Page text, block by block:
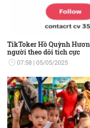
TikToker Hồ Quỳnh
người theo dõi tích cực
07:58 05/05/2025